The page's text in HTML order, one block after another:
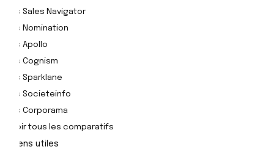
Vs Sales Navigator
Vs Nomination
Vs Apollo
Vs Cognism
Vs Sparklane
Vs Societeinfo
Vs Corporama
Voir tous les comparatifs
Liens utiles